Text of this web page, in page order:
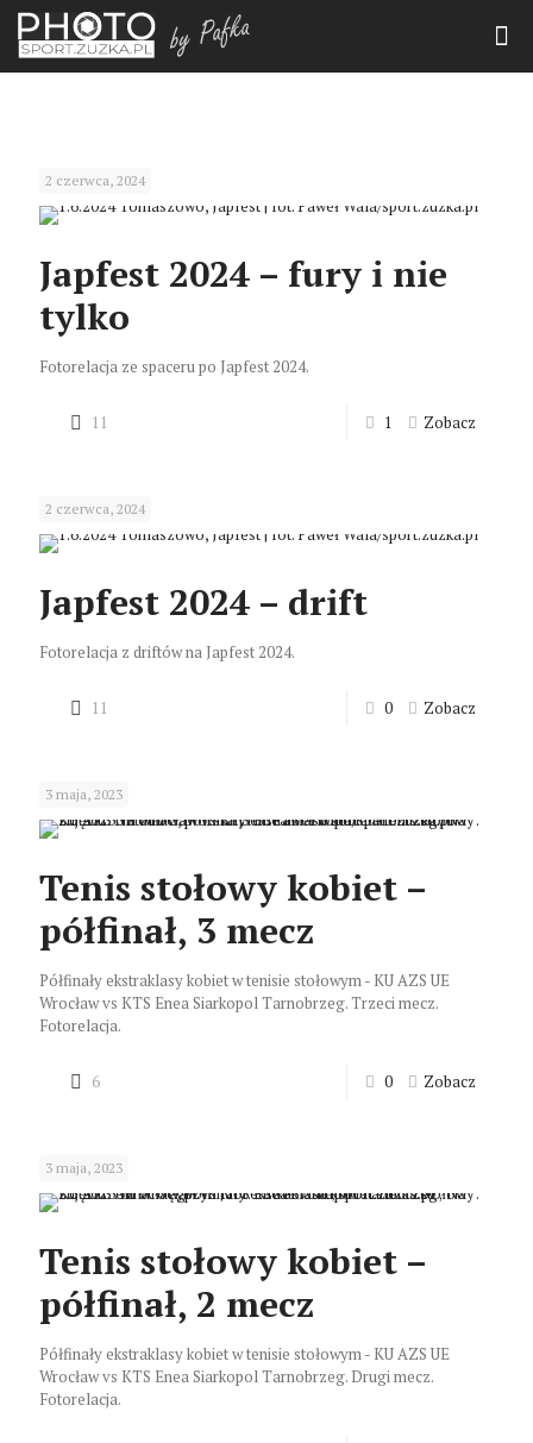
2 czerwca, 2024
Japfest 2024 – fury i nie
tylko
Fotorelacja ze spaceru po Japfest 2024.
11 1 Zobacz
2 czerwca, 2024
Japfest 2024 – drift
Fotorelacja z driftów na Japfest 2024.
11 0 Zobacz
3 maja, 2023
Tenis stołowy kobiet –
półfinał, 3 mecz
Półfinały ekstraklasy kobiet w tenisie stołowym - KU AZS UE
Wrocław vs KTS Enea Siarkopol Tarnobrzeg. Trzeci mecz.
Fotorelacja.
6 0 Zobacz
3 maja, 2023
Tenis stołowy kobiet –
półfinał, 2 mecz
Półfinały ekstraklasy kobiet w tenisie stołowym - KU AZS UE
Wrocław vs KTS Enea Siarkopol Tarnobrzeg. Drugi mecz.
Fotorelacja.